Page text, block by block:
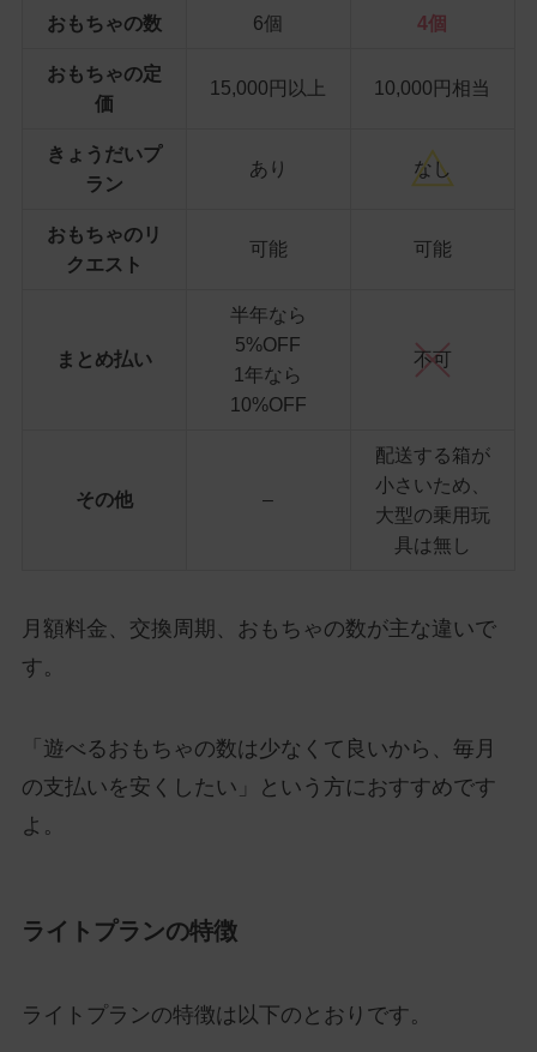
おもちゃの数 6個 4個
おもちゃの定
価
15,000円以上 10,000円相当
きょうだいプ
ラン
あり なし
おもちゃのリ
クエスト
可能 可能
まとめ払い
半年なら
5%OFF
1年なら
10%OFF
不可
その他 –
配送する箱が
小さいため、
大型の乗用玩
具は無し
月額料金、交換周期、おもちゃの数が主な違いで
す。
「遊べるおもちゃの数は少なくて良いから、毎月
の支払いを安くしたい」という方におすすめです
よ。
ライトプランの特徴
ライトプランの特徴は以下のとおりです。